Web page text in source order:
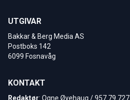
UTGIVAR
Bakkar & Berg Media AS
Postboks 142
6099 Fosnavåg
KONTAKT
Redaktør: Ogne Øyehaug / 957 79 727